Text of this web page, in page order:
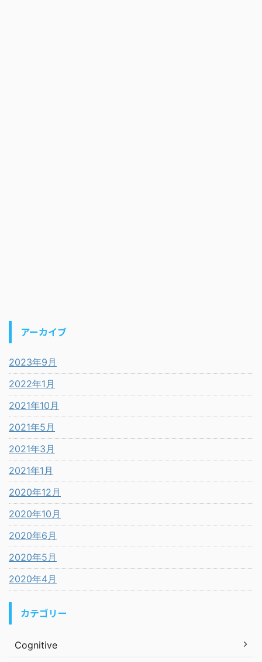
アーカイブ
2023年9月
2022年1月
2021年10月
2021年5月
2021年3月
2021年1月
2020年12月
2020年10月
2020年6月
2020年5月
2020年4月
カテゴリー
Cognitive